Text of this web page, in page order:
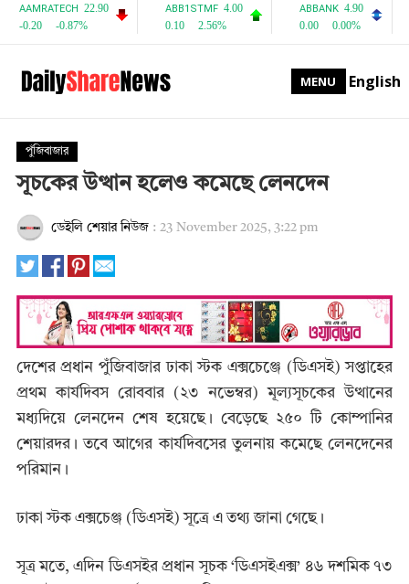
MENU English
পুঁজিবাজার
সূচকের উত্থান হলেও কমেছে লেনদেন
ডেইলি শেয়ার নিউজ: 23 November 2025, 3:22 pm
দেশের প্রধান পুঁজিবাজার ঢাকা স্টক এক্সচেঞ্জে (ডিএসই) সপ্তাহের
প্রথম কার্যদিবস রোববার (২৩ নভেম্বর) মূল্যসূচকের উত্থানের
মধ্যদিয়ে লেনদেন শেষ হয়েছে। বেড়েছে ২৫০ টি কোম্পানির
শেয়ারদর। তবে আগের কার্যদিবসের তুলনায় কমেছে লেনদেনের
পরিমান।
ঢাকা স্টক এক্সচেঞ্জ (ডিএসই) সূত্রে এ তথ্য জানা গেছে।
সূত্র মতে, এদিন ডিএসইর প্রধান সূচক ‘ডিএসইএক্স’ ৪৬ দশমিক ৭৩